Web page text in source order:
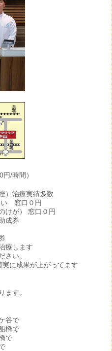
/時間）
）治療実績多数
い 窓口０円
けが） 窓口０円
成券
療します
さい。
に成果が上がってます
ます。
谷で
橋で
で